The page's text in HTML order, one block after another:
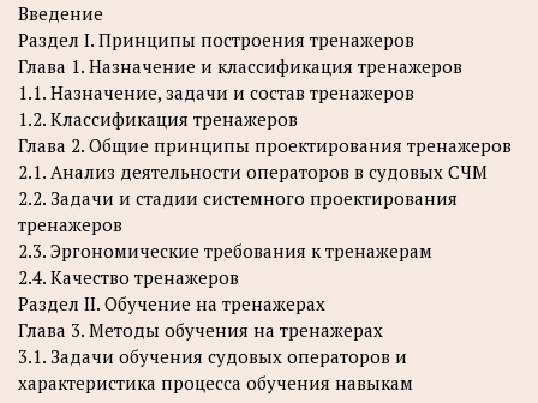
Введение
Раздел I. Принципы построения тренажеров
Глава 1. Назначение и классификация тренажеров
1.1. Назначение, задачи и состав тренажеров
1.2. Классификация тренажеров
Глава 2. Общие принципы проектирования тренажеров
2.1. Анализ деятельности операторов в судовых СЧМ
2.2. Задачи и стадии системного проектирования
тренажеров
2.3. Эргономические требования к тренажерам
2.4. Качество тренажеров
Раздел II. Обучение на тренажерах
Глава 3. Методы обучения на тренажерах
3.1. Задачи обучения судовых операторов и
характеристика процесса обучения навыкам